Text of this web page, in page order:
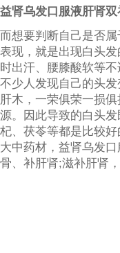
益肾乌发口服液肝肾
而想要判断自己是否
表现，就是出现白头
时出汗、腰膝酸软等
不少人发现自己的头
肝木，一荣俱荣一损
源。因此导致的白头
杞、茯苓等都是比较
大中药材，益肾乌发
骨、补肝肾;滋补肝肾